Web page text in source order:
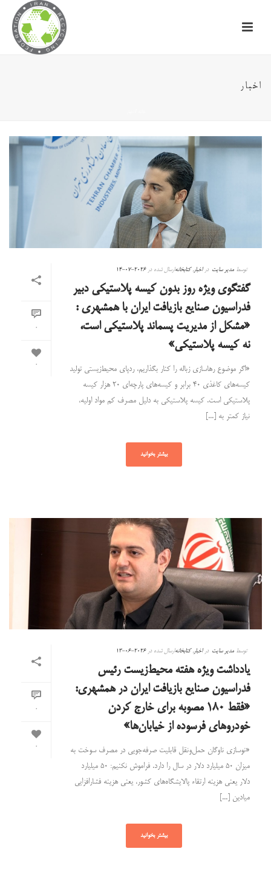
اخبار
0
0
توسط مدیر سایت دراخبار,کتابخانهارسال شده در2026-07-14
گفتگوی ویژه روز بدون کیسه پلاستیکی دبیر
فدراسیون صنایع بازیافت ایران با همشهری :
«مشکل از مدیریت پسماند پلاستیکی است،
نه کیسه پلاستیکی»
«اگر موضوع رهاسازی زباله را کنار بگذاریم، ردپای محیط‌زیستی تولید
کیسه‌های کاغذی ۴۰ برابر و کیسه‌های پارچه‌ای ۲۰ هزار کیسه
پلاستیکی است. کیسه پلاستیکی به دلیل مصرف کم مواد اولیه،
نیاز کمتر به [...]
بیشتر بخوانید
0
0
توسط مدیر سایت دراخبار,کتابخانهارسال شده در2026-06-13
یادداشت ویژه هفته محیط‌زیست رئیس
فدراسیون صنایع بازیافت ایران در همشهری:
«فقط ۱۸۰ مصوبه برای خارج کردن
خودروهای فرسوده از خیابان‌ها»
«نوسازی ناوگان حمل‌ونقل قابلیت صرفه‌جویی در مصرف سوخت به
میزان ۵۰ میلیارد دلار در سال را دارد. فراموش نکنیم: ۵۰ میلیارد
دلار یعنی هزینه ارتقاء پالایشگاه‌های کشور، یعنی هزینه فشارافزایی
میادین [...]
بیشتر بخوانید